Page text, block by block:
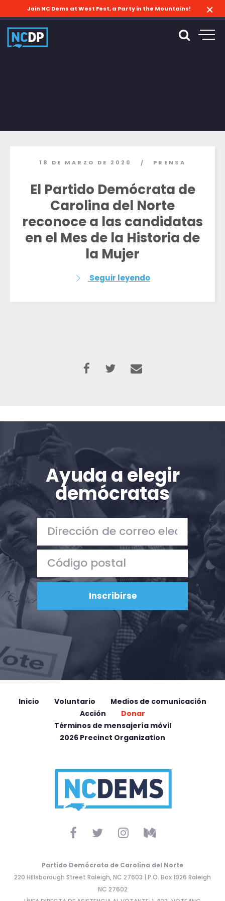
Inicio
Shop
Trabaja con nosotros
Pulse
Su fiesta
Acción
Vote
Donar
Join NC Dems at West Fest, a Party in the Mountains!
18 DE MARZO DE 2020 / PRENSA
El Partido Demócrata de
Carolina del Norte
reconoce a las candidatas
en el Mes de la Historia de
la Mujer
Seguir leyendo
Ayuda a elegir
demócratas
Inicio Voluntario
Medios de comunicación
Acción
Donar
Términos de mensajería móvil
2026 Precinct Organization
Partido Demócrata de Carolina del Norte
220 Hillsborough Street Raleigh, NC 27603 | P.O. Box 1926 Raleigh
NC 27602